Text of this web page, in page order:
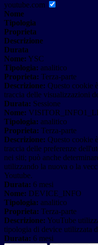
youtube.com
Nome
Tipologia
Proprieta
Descrizione
Durata
Nome: YSC
Tipologia: analitico
Proprieta: Terza-parte
Descrizione: Questo cookie
traccia delle visualizzazioni
Durata: Sessione
Nome:
Tipologia: analitico
Proprieta: Terza-parte
Descrizione: Questo cookie
traccia delle preferenze
nei siti; può anche
utilizzando la nuova o la
Youtube.
Durata: 6 mesi
Nome: DEVICE_INFO
Tipologia: analitico
Proprieta: Terza-parte
Descrizione: YouTube
tipologia di device utilizzata
Durata: 6 mesi